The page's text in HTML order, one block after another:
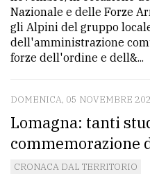
Nazionale e delle Forze
gli Alpini del gruppo
dell'amministrazione
forze dell'ordine e dell&...
DOMENICA, 05 NOVEMBRE
Lomagna: tanti
commemorazione
CRONACA DAL TERRITORIO